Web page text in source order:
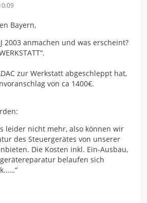
Bayern,
2003 anmachen und was erscheint?
zur Werkstatt abgeschleppt hat,
von ca 1400€.
leider nicht mehr, also können wir
des Steuergerätes von unserer
Die Kosten inkl. Ein-Ausbau,
belaufen sich